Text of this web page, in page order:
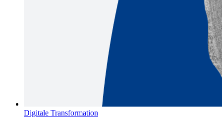
Digitale Transformation